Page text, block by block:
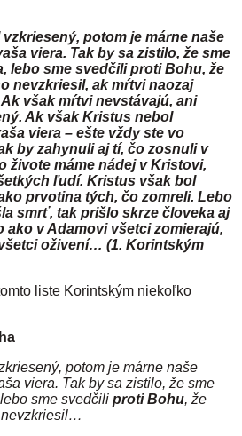
potom je márne naše
viera. Tak by sa zistilo, že sme
lebo sme svedčili proti Bohu, že
nevzkriesil, ak mŕtvi naozaj
však mŕtvi nevstávajú, ani
Ak však Kristus nebol
viera – ešte vždy ste vo
by zahynuli aj tí, čo zosnuli v
živote máme nádej v Kristovi,
ľudí. Kristus však bol
prvotina tých, čo zomreli. Lebo
smrť, tak prišlo skrze človeka aj
ako v Adamovi všetci zomierajú,
oživení… (1. Korintským
liste Korintským niekoľko
potom je márne naše
viera. Tak by sa zistilo, že sme
sme svedčili proti Bohu, že
nevzkriesil…